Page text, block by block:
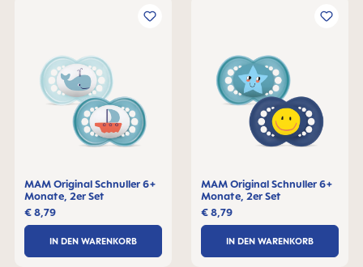
MAM Original Schnuller 6+
Monate, 2er Set
€ 8,79
IN DEN WARENKORB
MAM Original Schnuller 6+
Monate, 2er Set
€ 8,79
IN DEN WARENKORB